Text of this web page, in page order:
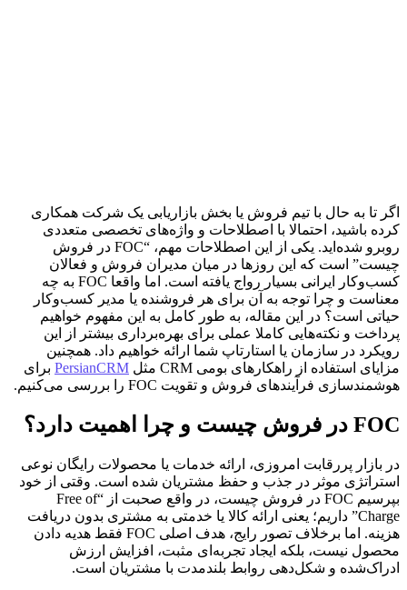
اگر تا به حال با تیم فروش یا بخش بازاریابی یک شرکت همکاری
کرده باشید، احتمالا با اصطلاحات و واژه‌های تخصصی متعددی
روبرو شده‌اید. یکی از این اصطلاحات مهم، “FOC در فروش
چیست” است که این روزها در میان مدیران فروش و فعالان
کسب‌وکار ایرانی بسیار رواج یافته است. اما واقعا FOC به چه
معناست و چرا توجه به آن برای هر فروشنده یا مدیر کسب‌وکار
حیاتی است؟ در این مقاله، به طور کامل به این مفهوم خواهیم
پرداخت و نکته‌هایی کاملا عملی برای بهره‌برداری بیشتر از این
رویکرد در سازمان یا استارتاپ شما ارائه خواهیم داد. همچنین
مزایای استفاده از راهکارهای بومی CRM مثل
PersianCRM برای
هوشمندسازی فرآیندهای فروش و تقویت FOC را بررسی می‌کنیم.
FOC در فروش چیست و چرا اهمیت دارد؟
در بازار پررقابت امروزی، ارائه خدمات یا محصولات رایگان نوعی
استراتژی موثر در جذب و حفظ مشتریان شده است. وقتی از خود
بپرسیم FOC در فروش چیست، در واقع صحبت از “Free of
Charge” داریم؛ یعنی ارائه کالا یا خدمتی به مشتری بدون دریافت
هزینه. اما برخلاف تصور رایج، هدف اصلی FOC فقط هدیه دادن
محصول نیست، بلکه ایجاد تجربه‌ای مثبت، افزایش ارزش
ادراک‌شده و شکل‌دهی روابط بلندمدت با مشتریان است.